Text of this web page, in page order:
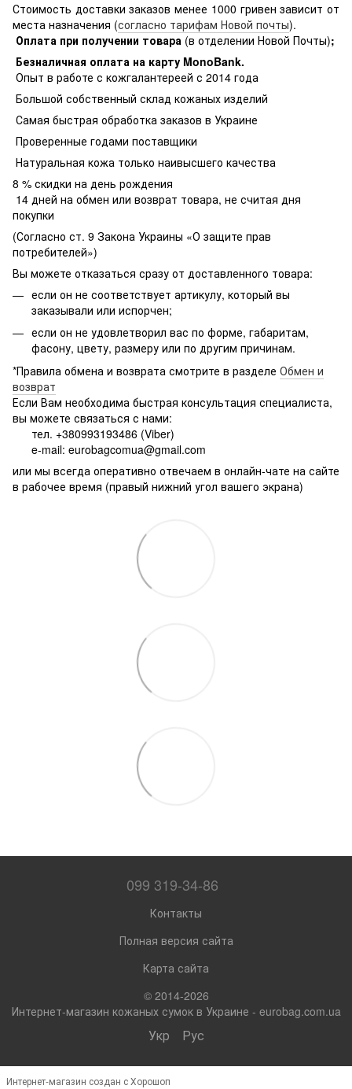
Стоимость доставки заказов менее 1000 гривен зависит от
места назначения (согласно тарифам Новой почты).
Оплата при получении товара (в отделении Новой Почты);
Безналичная оплата на карту MonoBank.
Опыт в работе с кожгалантереей с 2014 года
Большой собственный склад кожаных изделий
Самая быстрая обработка заказов в Украине
Проверенные годами поставщики
Натуральная кожа только наивысшего качества
8 % скидки на день рождения
14 дней на обмен или возврат товара, не считая дня
покупки
(Согласно ст. 9 Закона Украины «О защите прав
потребителей»)
Вы можете отказаться сразу от доставленного товара:
если он не соответствует артикулу, который вы
заказывали или испорчен;
если он не удовлетворил вас по форме, габаритам,
фасону, цвету, размеру или по другим причинам.
*Правила обмена и возврата смотрите в разделе Обмен и
возврат
Если Вам необходима быстрая консультация специалиста,
вы можете связаться с нами:
тел. +380993193486 (Viber)
e-mail: eurobagcomua@gmail.com
или мы всегда оперативно отвечаем в онлайн-чате на сайте
в рабочее время (правый нижний угол вашего экрана)
099 319-34-86
Контакты
Полная версия сайта
Карта сайта
© 2014-2026
Интернет-магазин кожаных сумок в Украине - eurobag.com.ua
Укр Рус
Интернет-магазин создан с Хорошоп